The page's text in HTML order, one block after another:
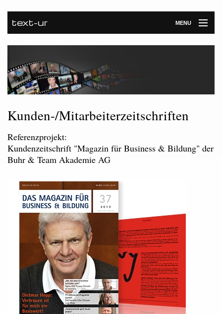
text-ur MENU
Startseite
Leistungen
Unternehmen
Referenzen
Newsroom
Kunden-/Mitarbeiterzeitschriften
Referenzprojekt:
Kundenzeitschrift "Magazin für Business & Bildung" der
Buhr & Team Akademie AG